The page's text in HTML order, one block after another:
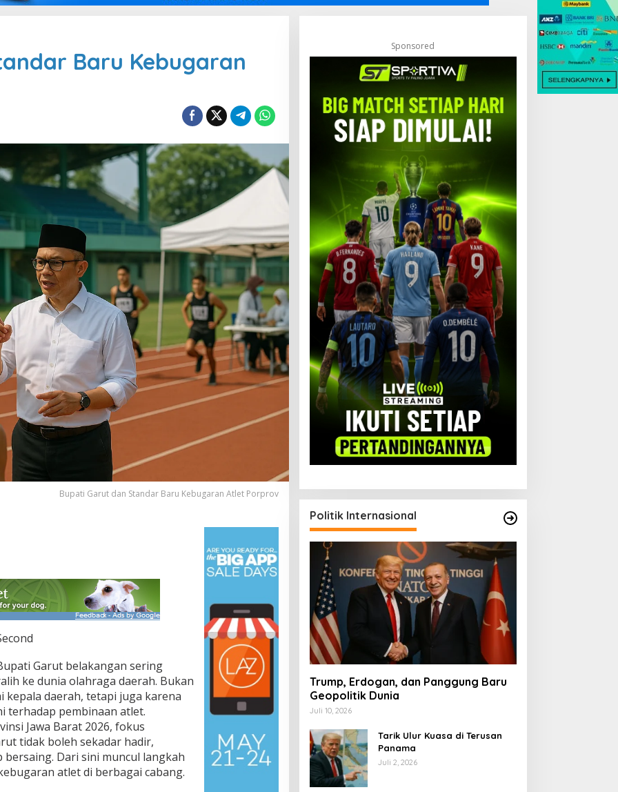
Baru Kebugaran
Bupati Garut dan Standar Baru Kebugaran Atlet Porprov
Garut belakangan sering
ke dunia olahraga daerah. Bukan
kepala daerah, tetapi juga karena
terhadap pembinaan atlet.
Jawa Barat 2026, fokus
tidak boleh sekadar hadir,
Dari sini muncul langkah
atlet di berbagai cabang.
Sponsored
Politik Internasional
Trump, Erdogan, dan Panggung Baru
Geopolitik Dunia
Juli 10, 2026
Tarik Ulur Kuasa di Terusan
Panama
Juli 2, 2026